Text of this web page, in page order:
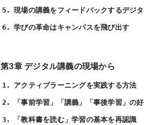
現場の講義をフィードバックするデジ
学びの革命はキャンパスを飛び出す
第3章 デジタル講義の現場から
アクティブラーニングを実践する方法
「事前学習」「講義」「事後学習」の
「教科書を読む」学習の基本を再認識